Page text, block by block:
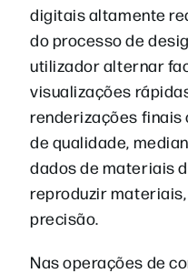
digitais altamente
do processo de
utilizador alternar
visualizações
renderizações finais
de qualidade,
dados de materiais
reproduzir
precisão.
Nas operações de